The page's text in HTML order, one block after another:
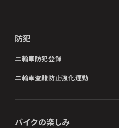
防犯
二輪車防犯登録
二輪車盗難防止強化運動
バイクの楽しみ